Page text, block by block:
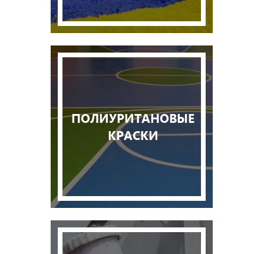
ПОЛИУРИТАНОВЫЕ
КРАСКИ